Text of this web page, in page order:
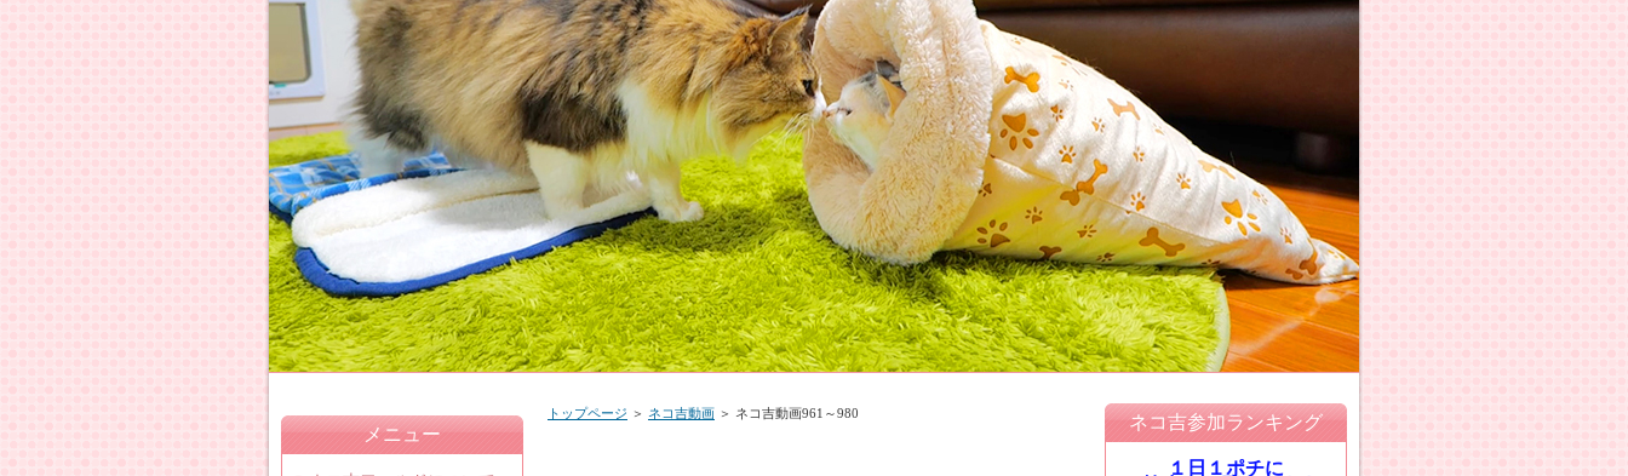
トップページ ＞ ネコ吉動画 ＞ ネコ吉動画961～980
メニュー
ネコ吉参加ランキング
１日１ポチに